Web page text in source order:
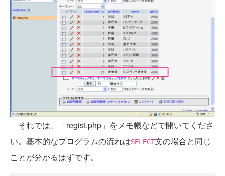
それでは、「regist.php」をメモ帳などで開いてくださ
い。基本的なプログラムの流れはSELECT文の場合と同じ
ことが分かるはずです。